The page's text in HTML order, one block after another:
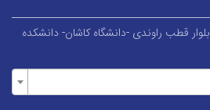
کاشان - کیلومتر ۶ بلوار قطب راوندی -دانشگاه کاشان- دانشکده